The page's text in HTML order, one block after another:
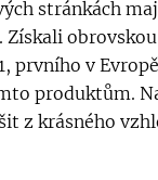
stránkách
prvního v
produktům.
z krásného